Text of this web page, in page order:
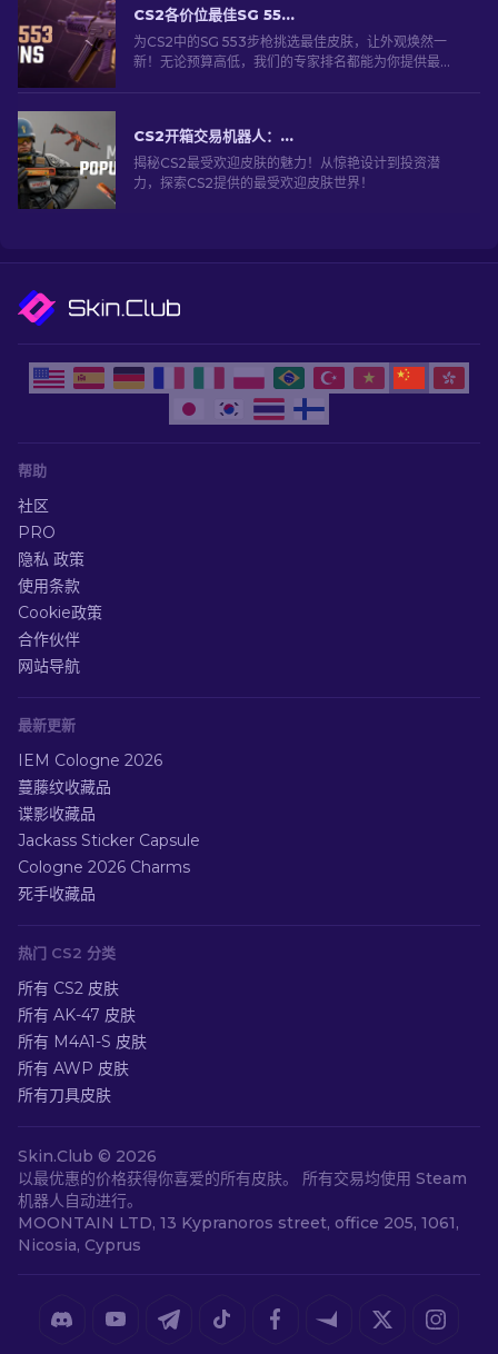
CS2各价位最佳SG 553皮肤指南 [2026]
为CS2中的SG 553步枪挑选最佳皮肤，让外观焕然一
新！无论预算高低，我们的专家排名都能为你提供最佳
CS2开箱交易机器人：深入探索
揭秘CS2最受欢迎皮肤的魅力！从惊艳设计到投资潜
力，探索CS2提供的最受欢迎皮肤世界！
帮助
社区
PRO
隐私 政策
使用条款
Cookie政策
合作伙伴
网站导航
最新更新
IEM Cologne 2026
蔓藤纹收藏品
谍影收藏品
Jackass Sticker Capsule
Cologne 2026 Charms
死手收藏品
热门 CS2 分类
所有 CS2 皮肤
所有 AK-47 皮肤
所有 M4A1-S 皮肤
所有 AWP 皮肤
所有刀具皮肤
Skin.Club © 2026
以最优惠的价格获得你喜爱的所有皮肤。 所有交易均使用 Steam
机器人自动进行。
MOONTAIN LTD, 13 Kypranoros street, office 205, 1061,
Nicosia, Cyprus